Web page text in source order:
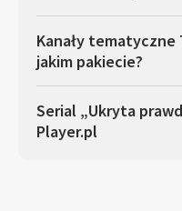
Kanały tematyczne
jakim pakiecie?
Serial „Ukryta
Player.pl